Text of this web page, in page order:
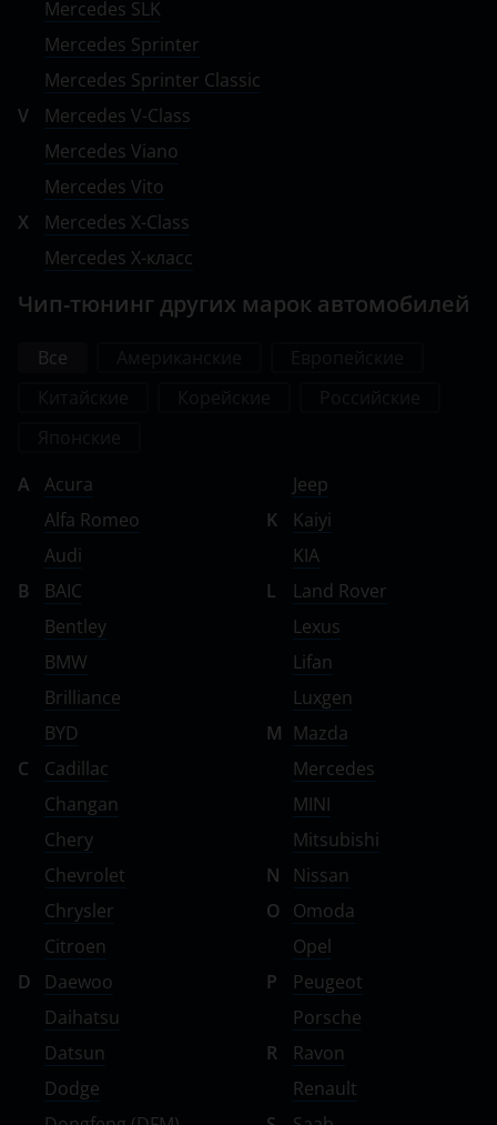
Mercedes SLK
Mercedes Sprinter
Mercedes Sprinter Classic
V
Mercedes V-Class
Mercedes Viano
Mercedes Vito
X
Mercedes X-Class
Mercedes X-класс
Чип-тюнинг других марок автомобилей
Все
A
Acura
Alfa Romeo
Audi
B
BAIC
Bentley
BMW
Brilliance
BYD
C
Cadillac
Changan
Chery
Chevrolet
Chrysler
Citroen
D
Daewoo
Daihatsu
Datsun
Dodge
Jeep
K
Kaiyi
KIA
L
Land Rover
Lexus
Lifan
Luxgen
M Mazda
Mercedes
MINI
Mitsubishi
N
Nissan
O
Omoda
Opel
P
Peugeot
Porsche
R
Ravon
Renault